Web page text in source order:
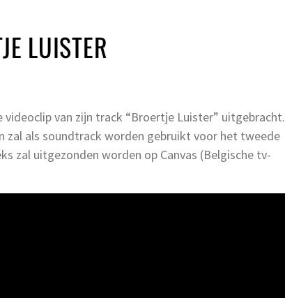
LUISTER
videoclip van zijn track “Broertje Luister” uitgebracht.
zal als soundtrack worden gebruikt voor het tweede
zal uitgezonden worden op Canvas (Belgische tv-